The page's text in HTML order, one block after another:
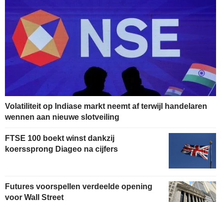
Volatiliteit op Indiase markt neemt af terwijl handelaren
wennen aan nieuwe slotveiling
FTSE 100 boekt winst dankzij
koerssprong Diageo na cijfers
Futures voorspellen verdeelde opening
voor Wall Street